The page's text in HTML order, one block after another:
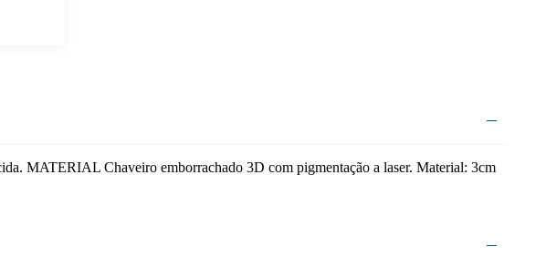
MATERIAL Chaveiro emborrachado 3D com pigmentação a laser. Material: 3cm